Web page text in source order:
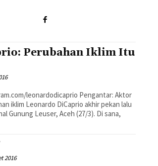
Perubahan Iklim Itu
leonardodicaprio Pengantar: Aktor
iklim Leonardo DiCaprio akhir pekan lalu
Gunung Leuser, Aceh (27/3). Di sana,
2016